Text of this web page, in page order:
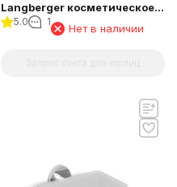
Langberger косметическое
поворотное к стене 70485
5.0 1
Нет в наличии